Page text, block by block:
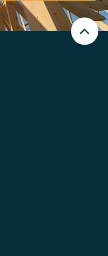
Nach
oben
Scrollen